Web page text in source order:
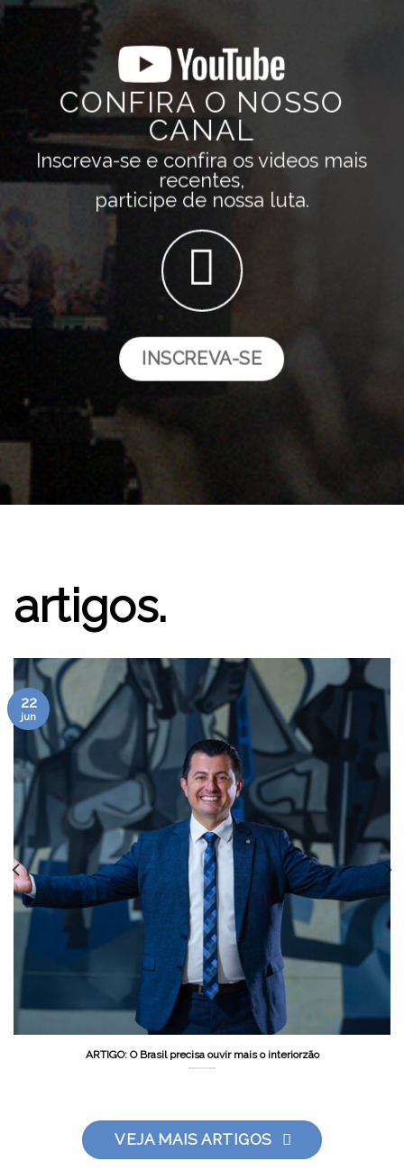
CONFIRA O NOSSO
CANAL
Inscreva-se e confira os videos mais
recentes,
participe de nossa luta.
INSCREVA-SE
artigos.
ARTIGO: O Brasil precisa ouvir mais o interiorzão
22
jun
VEJA MAIS ARTIGOS